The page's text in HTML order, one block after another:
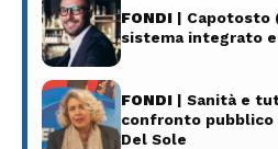
FONDI | Capotosto
sistema integrato
FONDI | Sanità e
confronto
Del Sole